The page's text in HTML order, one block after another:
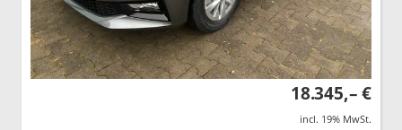
18.345,– €
incl. 19% MwSt.